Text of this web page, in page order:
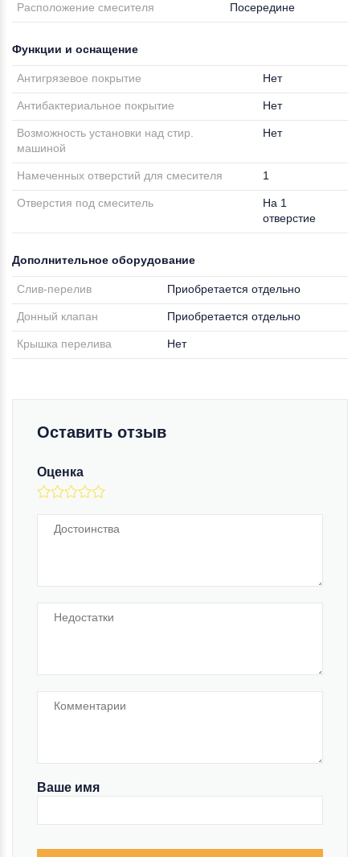
Расположение смесителя Посередине
Функции и оснащение
Антигрязевое покрытие Нет
Антибактериальное покрытие Нет
Возможность установки над стир.
машиной
Нет
Намеченных отверстий для смесителя 1
Отверстия под смеситель
На 1
отверстие
Дополнительное оборудование
Слив-перелив Приобретается отдельно
Донный клапан Приобретается отдельно
Крышка перелива Нет
Оставить отзыв
Оценка
Ваше имя